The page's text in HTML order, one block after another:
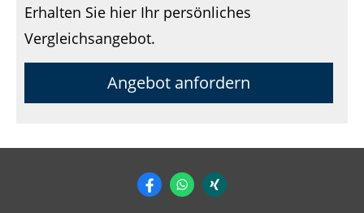
Erhalten Sie hier Ihr persönliches
Vergleichsangebot.
Angebot anfordern